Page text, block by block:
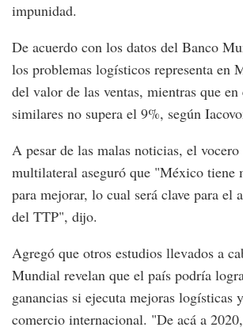
impunidad.
De acuerdo con los datos del Banco
los problemas logísticos representa en
del valor de las ventas, mientras que en
similares no supera el 9%, según
A pesar de las malas noticias, el
multilateral aseguró que "México tiene
para mejorar, lo cual será clave para el
del TTP", dijo.
Agregó que otros estudios llevados a
Mundial revelan que el país podría
ganancias si ejecuta mejoras logísticas
comercio internacional. "De acá a